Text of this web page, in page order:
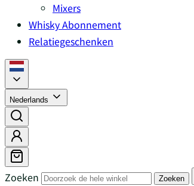
Mixers
Whisky Abonnement
Relatiegeschenken
Nederlands
Zoeken Zoeken